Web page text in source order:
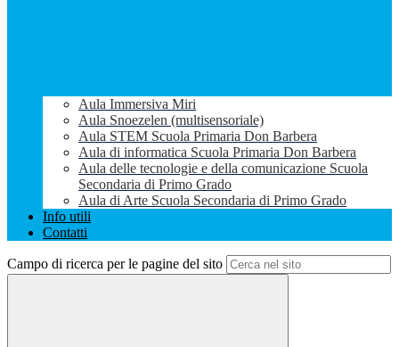
Aula Immersiva Miri
Aula Snoezelen (multisensoriale)
Aula STEM Scuola Primaria Don Barbera
Aula di informatica Scuola Primaria Don Barbera
Aula delle tecnologie e della comunicazione Scuola
Secondaria di Primo Grado
Aula di Arte Scuola Secondaria di Primo Grado
Info utili
Contatti
Campo di ricerca per le pagine del sito